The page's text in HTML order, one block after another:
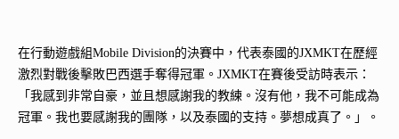
在行動遊戲組Mobile Division的決賽中，代表泰國的JXMKT在歷經
激烈對戰後擊敗巴西選手奪得冠軍。JXMKT在賽後受訪時表示：
「我感到非常自豪，並且想感謝我的教練。沒有他，我不可能成為
冠軍。我也要感謝我的團隊，以及泰國的支持。夢想成真了。」。